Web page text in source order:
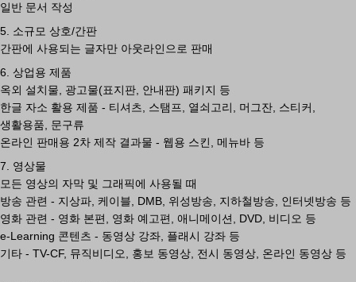
일반 문서 작성
5. 소규모 상호/간판
간판에 사용되는 글자만 아웃라인으로 판매
6. 상업용 제품
옥외 설치물, 광고물(표지판, 안내판) 패키지 등
한글 자소 활용 제품 - 티셔츠, 스탬프, 열쇠고리, 머그잔, 스티커,
생활용품, 문구류
온라인 판매용 2차 제작 결과물 - 웹용 스킨, 메뉴바 등
7. 영상물
모든 영상의 자막 및 그래픽에 사용될 때
방송 관련 - 지상파, 케이블, DMB, 위성방송, 지하철방송, 인터넷방송 등
영화 관련 - 영화 본편, 영화 예고편, 애니메이션, DVD, 비디오 등
e-Learning 콘텐츠 - 동영상 강좌, 플래시 강좌 등
기타 - TV-CF, 뮤직비디오, 홍보 동영상, 전시 동영상, 온라인 동영상 등